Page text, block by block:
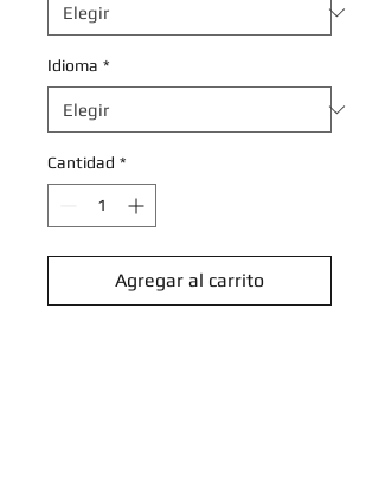
Idioma *
Cantidad *
Agregar al carrito